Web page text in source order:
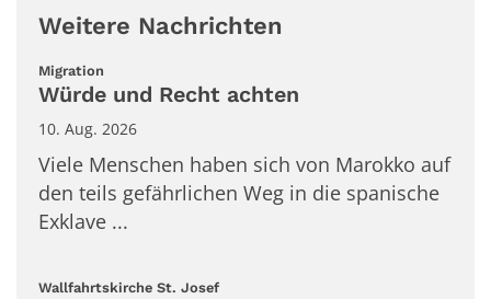
Weitere Nachrichten
Migration
Würde und Recht achten
10. Aug. 2026
Viele Menschen haben sich von Marokko auf
den teils gefährlichen Weg in die spanische
Exklave ...
Wallfahrtskirche St. Josef: